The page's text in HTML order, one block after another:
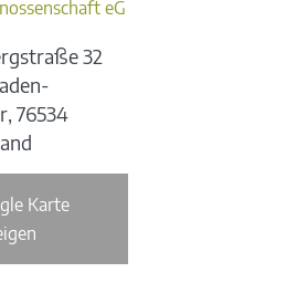
eG
32
, 76534
Karte